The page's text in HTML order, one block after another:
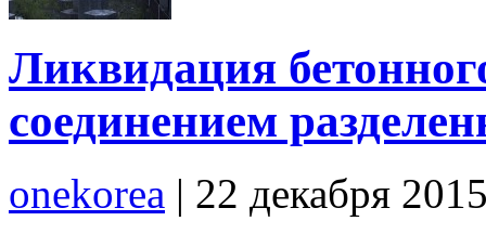
Ликвидация
соединением
onekorea | 22 декабря